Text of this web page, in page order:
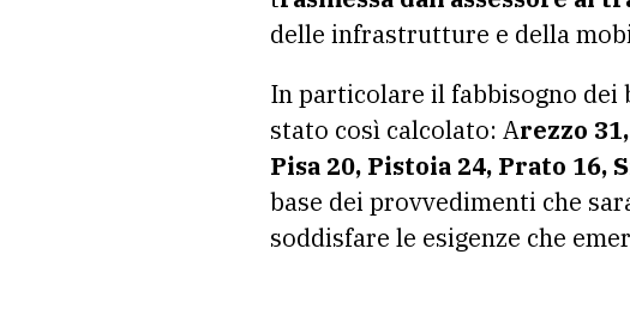
delle infrastrutture e della
In particolare il fabbisogno
stato così calcolato: Arezzo
Pisa 20, Pistoia 24, Prato 16,
base dei provvedimenti che
soddisfare le esigenze che